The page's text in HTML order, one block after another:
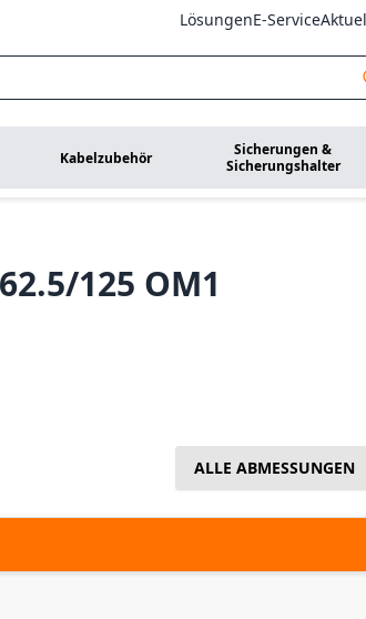
LösungenE-Service
Kabelzubehör
Sicherungen &
Sicherungshalter
125 OM1
ALLE ABMESSUNGEN